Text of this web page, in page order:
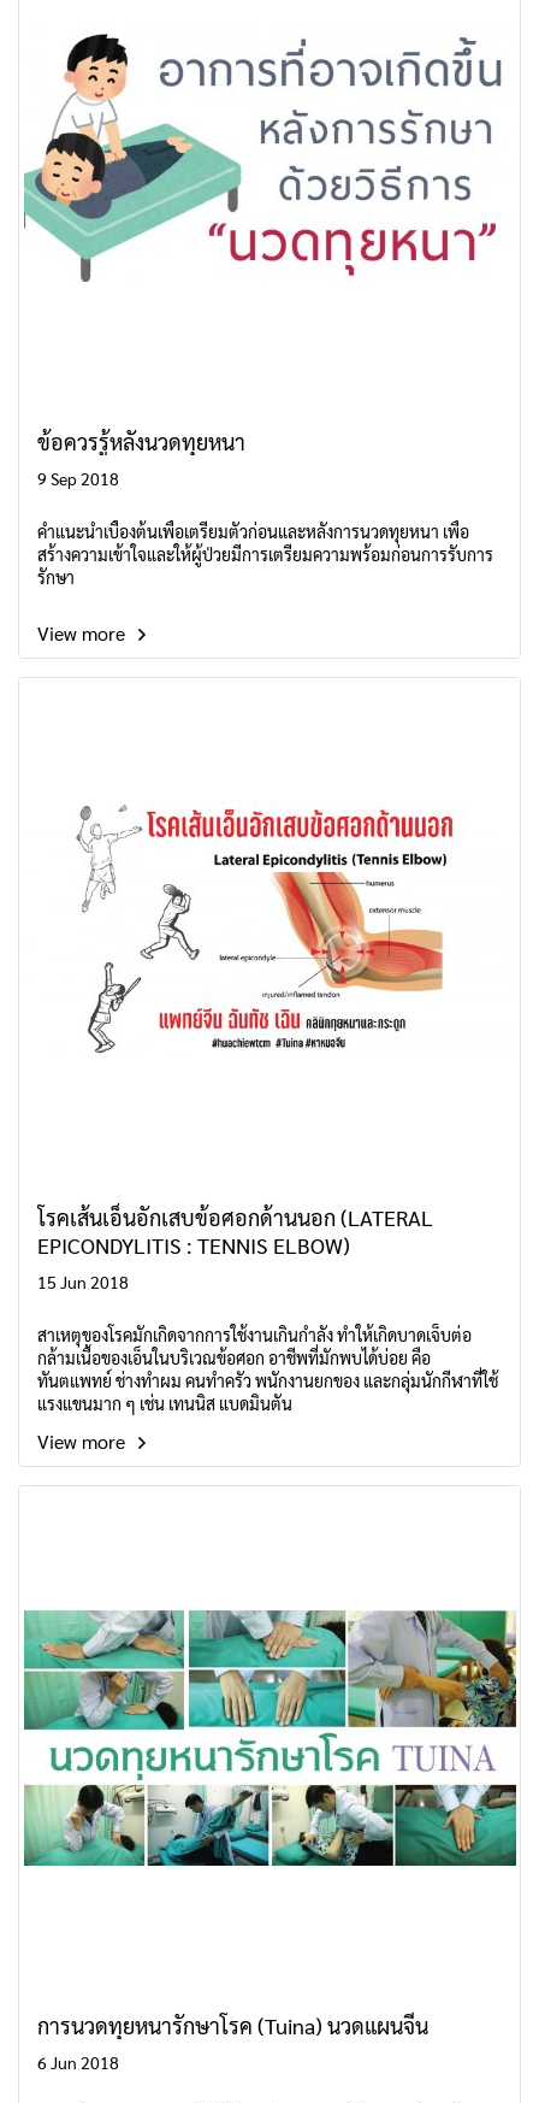
ข้อควรรู้หลังนวดทุยหนา
9 Sep 2018
คำแนะนำเบื้องต้นเพื่อเตรียมตัวก่อนและหลังการนวดทุยหนา เพื่อ
สร้างความเข้าใจและให้ผู้ป่วยมีการเตรียมความพร้อมก่อนการรับการ
รักษา
View more
โรคเส้นเอ็นอักเสบข้อศอกด้านนอก (LATERAL
EPICONDYLITIS : TENNIS ELBOW)
15 Jun 2018
สาเหตุของโรคมักเกิดจากการใช้งานเกินกำลัง ทำให้เกิดบาดเจ็บต่อ
กล้ามเนื้อของเอ็นในบริเวณข้อศอก อาชีพที่มักพบได้บ่อย คือ
ทันตแพทย์ ช่างทำผม คนทำครัว พนักงานยกของ และกลุ่มนักกีฬาที่ใช้
แรงแขนมาก ๆ เช่น เทนนิส แบดมินตัน
View more
การนวดทุยหนารักษาโรค (Tuina) นวดแผนจีน
6 Jun 2018